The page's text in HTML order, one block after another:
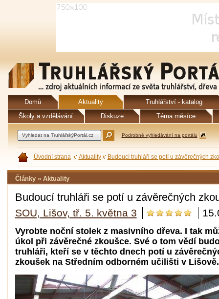
Domů Aktuality
Truhlářství - katalog
Školy a vzdělávání
Diskuze Téma měsíce
Podrobné vyhledávání na portálu
Úvodní strana Aktuality Budoucí truhláři se potí u závěrečných
Články » Aktuality
Budoucí truhláři se potí u závěrečných
SOU, Lišov, tř. 5. května 3
Vyrobte noční stolek z masivního dřeva. I tak
úkol při závěrečné zkoušce. Své o tom vědí
truhláři, kteří se v těchto dnech potí u
zkoušek na Středním odborném učilišti v Lišově.